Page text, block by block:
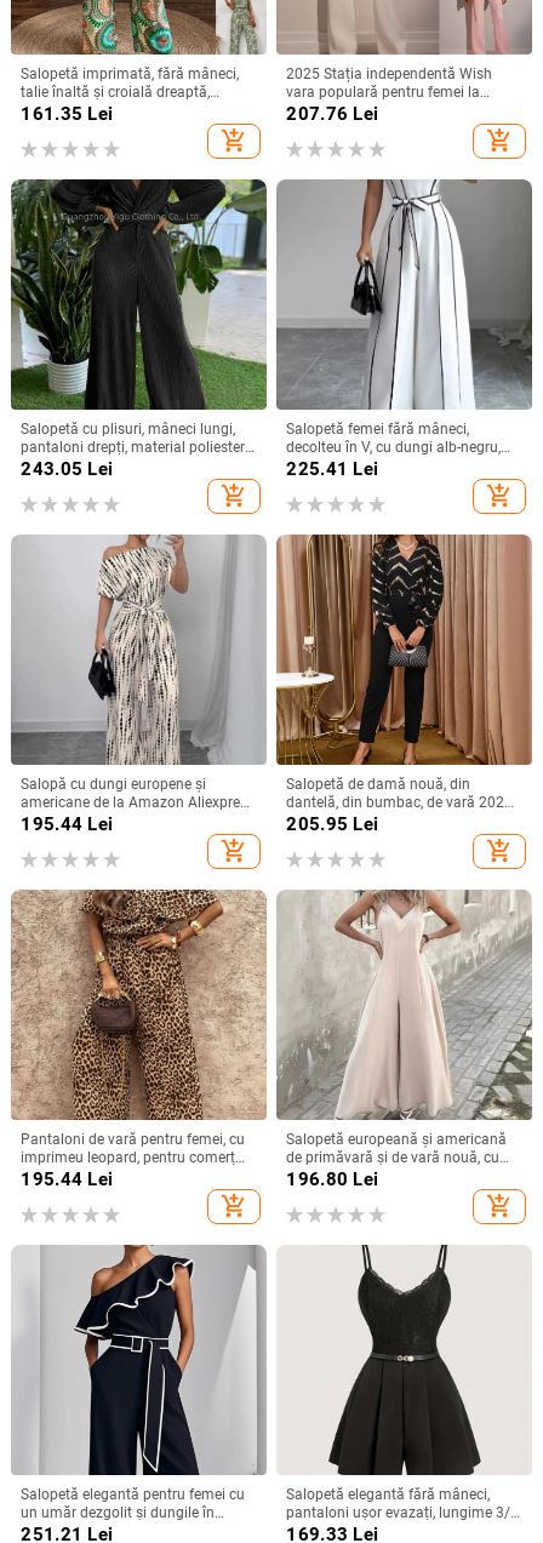
Salopetă imprimată, fără mâneci,
talie înaltă și croială dreaptă,
poliester, primăvara 2024
161.35 Lei
add_shopping_cart
2025 Stația independentă Wish
vara populară pentru femei la
modă cu mărgele decorațiuni
elegante salopetă/haine slim
elegantă
207.76 Lei
add_shopping_cart
Salopetă cu plisuri, mâneci lungi,
pantaloni drepți, material poliester-
spandex, stil street hipster,
243.05 Lei
add_shopping_cart
Salopetă femei fără mâneci,
decolteu în V, cu dungi alb-negru,
stil franțuzesc, croială largă
225.41 Lei
add_shopping_cart
Salopă cu dungi europene și
americane de la Amazon Aliexpress
2025, stil de vacanță de vară, cu
umăr gol, cu cravată, sală lungă cu
picior larg
195.44 Lei
add_shopping_cart
Salopetă de damă nouă, din
dantelă, din bumbac, de vară 2025,
din Europa și America, de pe
Amazon, cea mai bine vândută din
Europa și America.
205.95 Lei
add_shopping_cart
Pantaloni de vară pentru femei, cu
imprimeu leopard, pentru comerț
exterior transfrontalier, europene și
195.44 Lei
add_shopping_cart
Salopetă europeană și americană
de primăvară și de vară nouă, cu
bretele transfrontaliere, decolteu în
dreaptă, minimalistă
196.80 Lei
add_shopping_cart
Salopetă elegantă pentru femei cu
un umăr dezgolit și dungile în
contrast, din poliester, talie înaltă,
251.21 Lei
Salopetă elegantă fără mâneci,
pantaloni ușor evazați, lungime 3/4,
poliester 95%+, Primăvara 2025
169.33 Lei